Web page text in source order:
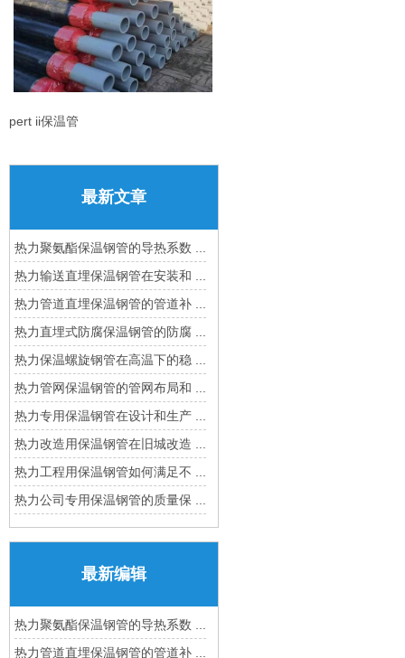
pert ii保温管
最新文章
热力聚氨酯保温钢管的导热系数 ...
热力输送直埋保温钢管在安装和 ...
热力管道直埋保温钢管的管道补 ...
热力直埋式防腐保温钢管的防腐 ...
热力保温螺旋钢管在高温下的稳 ...
热力管网保温钢管的管网布局和 ...
热力专用保温钢管在设计和生产 ...
热力改造用保温钢管在旧城改造 ...
热力工程用保温钢管如何满足不 ...
热力公司专用保温钢管的质量保 ...
最新编辑
热力聚氨酯保温钢管的导热系数 ...
热力管道直埋保温钢管的管道补 ...